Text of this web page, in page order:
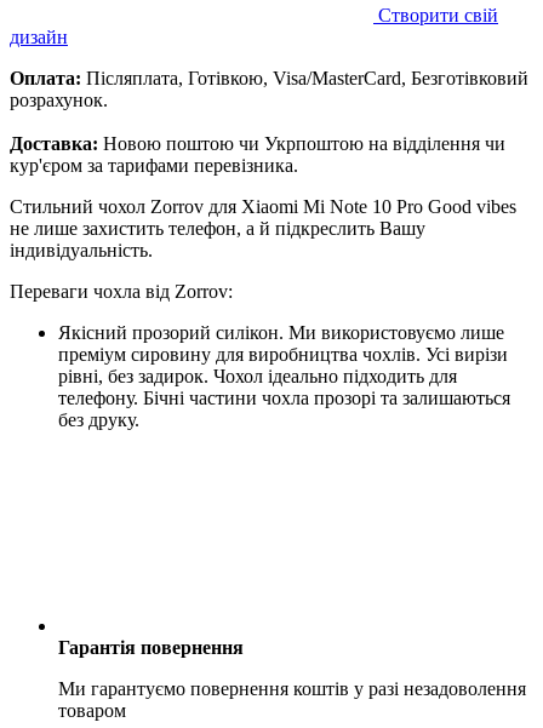
Створити свій
дизайн
Оплата: Післяплата, Готівкою, Visa/MasterCard, Безготівковий
розрахунок.
Доставка: Новою поштою чи Укрпоштою на відділення чи
кур'єром за тарифами перевізника.
Стильний чохол Zorrov для Xiaomi Mi Note 10 Pro Good vibes
не лише захистить телефон, а й підкреслить Вашу
індивідуальність.
Переваги чохла від Zorrov:
Якісний прозорий силікон. Ми використовуємо лише
преміум сировину для виробництва чохлів. Усі вирізи
рівні, без задирок. Чохол ідеально підходить для
телефону. Бічні частини чохла прозорі та залишаються
без друку.
Гарантія повернення
Ми гарантуємо повернення коштів у разі незадоволення
товаром